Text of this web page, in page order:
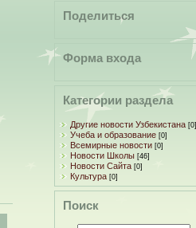
Поделиться
Форма входа
Категории раздела
Другие новости Узбекистана [0]
Учеба и образование [0]
Всемирные новости [0]
Новости Школы [46]
Новости Сайта [0]
Культура [0]
Поиск